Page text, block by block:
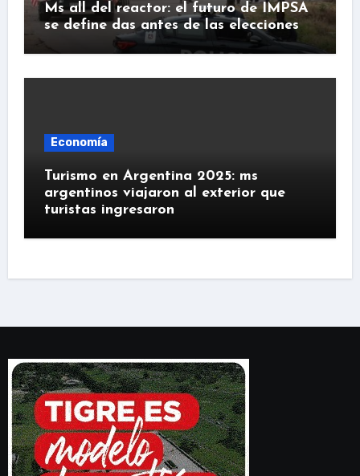
Ms all del reactor: el futuro de IMPSA
se define das antes de las elecciones
Economía
Turismo en Argentina 2025: ms
argentinos viajaron al exterior que
turistas ingresaron